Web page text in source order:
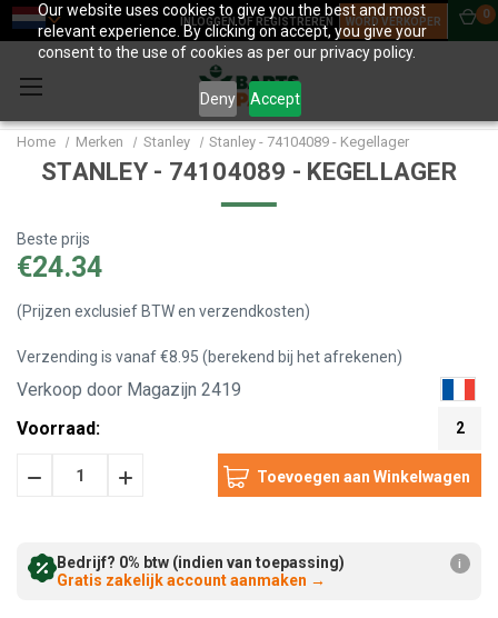
Our website uses cookies to give you the best and most
relevant experience. By clicking on accept, you give your
consent to the use of cookies as per our privacy policy.
Deny Accept
INLOGGEN OF REGISTREREN WORD VERKOPER
0
Home Merken Stanley Stanley - 74104089 - Kegellager
STANLEY - 74104089 - KEGELLAGER
Beste prijs
€24.34
(Prijzen exclusief BTW en verzendkosten)
Verzending is vanaf €8.95 (berekend bij het afrekenen)
Verkoop door Magazijn 2419
Voorraad:
2
HoeveelheidHoeveelheid
Bedrijf? 0% btw (indien van toepassing)
Gratis zakelijk account aanmaken →
i